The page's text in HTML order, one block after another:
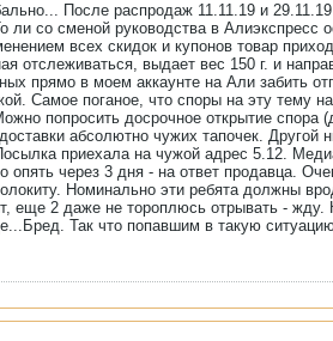
После распродаж 11.11.19 и
ли со сменой руководства в Алиэкспресс
всех скидок и купонов товар
отслеживаться, выдает вес 150 г. и
прямо в моем аккаунте на Али забить
Самое поганое, что споры на эту тему
попросить досрочное открытие
абсолютно чужих тапочек.
приехала на чужой адрес 5.12.
опять через 3 дня - на ответ продавца.
Номинально эти ребята должны
еще 2 даже не тороплюсь отрывать -
Так что попавшим в такую